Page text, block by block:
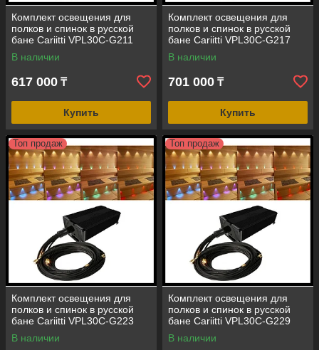
Комплект освещения для
полков и спинок в русской
бане Cariitti VPL30C-G211
(смена цвета, 10+1 точка, 20
Вт)
В наличии
617 000 ₸
Купить
Комплект освещения для
полков и спинок в русской
бане Cariitti VPL30C-G217
(смена цвета, 16+1 точка, 20
Вт)
В наличии
701 000 ₸
Купить
Топ продаж
Комплект освещения для
полков и спинок в русской
бане Cariitti VPL30C-G223
(смена цвета, 22+1 точка, 20
Вт)
В наличии
Топ продаж
Комплект освещения для
полков и спинок в русской
бане Cariitti VPL30C-G229
(смена цвета, 28+1 точка, 20
Вт)
В наличии